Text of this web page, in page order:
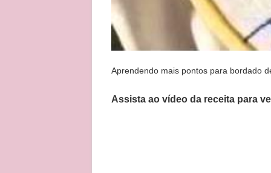
Aprendendo mais pontos para bordado
Assista ao vídeo da receita para